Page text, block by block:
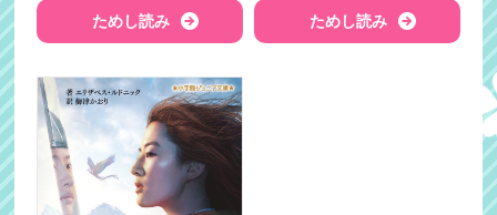
ためし読み ためし読み